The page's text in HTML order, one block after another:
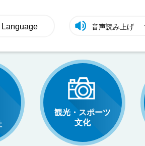
Language 音声読み上げ
観光・スポーツ
文化